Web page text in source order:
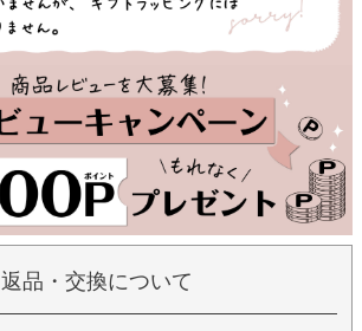
返品・交換について